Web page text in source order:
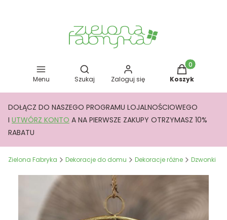
Menu
Otwórz wyszukiwarkę
Szukaj Zaloguj się
Produkty w
Koszyk
DOŁĄCZ DO NASZEGO PROGRAMU LOJALNOŚCIOWEGO
I UTWÓRZ KONTO A NA PIERWSZE ZAKUPY OTRZYMASZ 10%
RABATU
Zielona Fabryka Dekoracje do domu Dekoracje różne Dzwonki